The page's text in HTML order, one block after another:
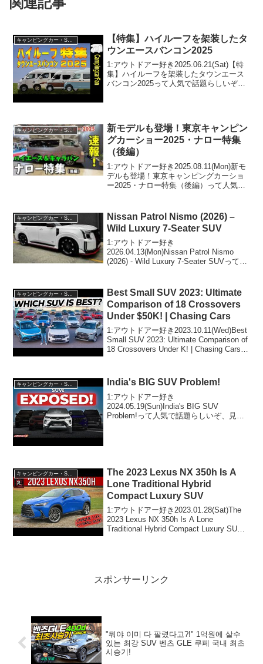
キャンピングカー・SUV人気車種
【特集】ハイルーフを架装したタ
ウンエースバンコン2025
1:アウトドアー好き2025.06.21(Sat)【特
集】ハイルーフを架装したタウンエース
バンコン2025って人気で話題らしいぞ、
キャンピングカー・SUV人気車種
新モデルも登場！東京キャンピン
グカーショー2025・ナロー特集
（後編）
1:アウトドアー好き2025.08.11(Mon)新モ
デルも登場！東京キャンピングカーショ
ー2025・ナロー特集（後編）って人気で
注目です！3:アウト...
Nissan Patrol Nismo (2026) –
Wild Luxury 7-Seater SUV
1:アウトドアー好き
2026.04.13(Mon)Nissan Patrol Nismo
(2026) - Wild Luxury 7-Seater SUVって人
キャンピングカー・SUV人気車種
Best Small SUV 2023: Ultimate
Comparison of 18 Crossovers
Under $50K! | Chasing Cars
1:アウトドアー好き2023.10.11(Wed)Best
Small SUV 2023: Ultimate Comparison of
18 Crossovers Under K! | Chasing Carsっ
India's BIG SUV Problem!
1:アウトドアー好き
2024.05.19(Sun)India's BIG SUV
Problem!って人気で話題らしいぞ、見逃
キャンピングカー・SUV人気車種
The 2023 Lexus NX 350h Is A
Lone Traditional Hybrid
Compact Luxury SUV
1:アウトドアー好き2023.01.28(Sat)The
2023 Lexus NX 350h Is A Lone
Traditional Hybrid Compact Luxury SUV
スポンサーリンク
"뭐야 이미 다 팔렸다고?!" 1억원에 살수
있는 최강 SUV 벤츠 GLE 쿠페 국내 최초
시승기!